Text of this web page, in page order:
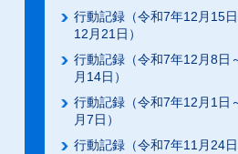
行動記録（令和7年12月15日
12月21日）
行動記録（令和7年12月8日
月14日）
行動記録（令和7年12月1日
月7日）
行動記録（令和7年11月24日